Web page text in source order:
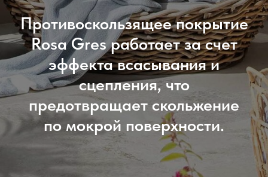
Противоскользящее покрытие
Rosa Gres работает за счет
эффекта всасывания и
сцепления, что
предотвращает скольжение
по мокрой поверхности.